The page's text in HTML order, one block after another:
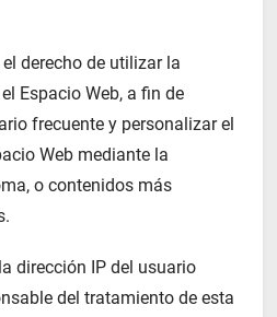
derecho de utilizar la
Espacio Web, a fin de
frecuente y personalizar el
Web mediante la
o contenidos más
dirección IP del usuario
del tratamiento de esta